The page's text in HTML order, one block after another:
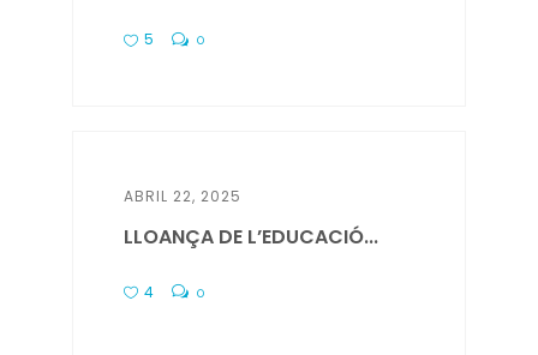
5 0
ABRIL 22, 2025
LLOANÇA DE L’EDUCACIÓ...
4 0